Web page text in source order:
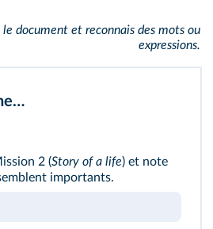
document et reconnais des mots ou
expressions.
2 (Story of a life) et note
importants.